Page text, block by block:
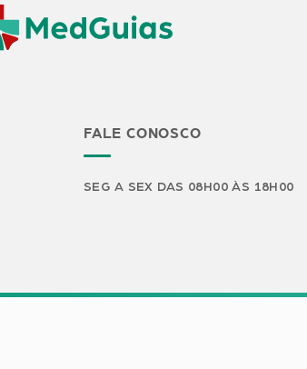
FALE CONOSCO
SEG A SEX DAS 08H00 ÀS 18H00